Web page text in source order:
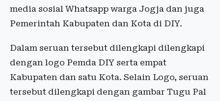
media sosial Whatsapp warga Jogja dan juga
Pemerintah Kabupaten dan Kota di DIY.
Dalam seruan tersebut dilengkapi dilengkapi
dengan logo Pemda DIY serta empat
Kabupaten dan satu Kota. Selain Logo, seruan
tersebut dilengkapi dengan gambar Tugu Pal